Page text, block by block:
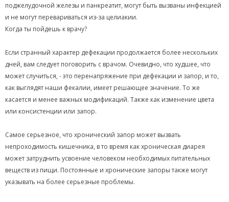
поджелудочной железы и панкреатит, могут быть вызваны инфекцией
и не могут перевариваться из-за целиакии.
Когда ты пойдешь к врачу?
Если странный характер дефекации продолжается более нескольких
дней, вам следует поговорить с врачом. Очевидно, что худшее, что
может случиться, - это перенапряжение при дефекации и запор, и то,
как выглядят наши фекалии, имеет решающее значение. То же
касается и менее важных модификаций. Также как изменение цвета
или консистенции или запор.
Самое серьезное, что хронический запор может вызвать
непроходимость кишечника, в то время как хроническая диарея
может затруднить усвоение человеком необходимых питательных
веществ из пищи. Постоянные и хронические запоры также могут
указывать на более серьезные проблемы.